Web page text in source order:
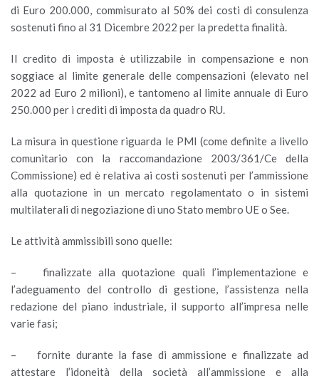
di Euro 200.000, commisurato al 50% dei costi di consulenza
sostenuti fino al 31 Dicembre 2022 per la predetta finalità.
Il credito di imposta è utilizzabile in compensazione e non
soggiace al limite generale delle compensazioni (elevato nel
2022 ad Euro 2 milioni), e tantomeno al limite annuale di Euro
250.000 per i crediti di imposta da quadro RU.
La misura in questione riguarda le PMI (come definite a livello
comunitario con la raccomandazione 2003/361/Ce della
Commissione) ed è relativa ai costi sostenuti per l’ammissione
alla quotazione in un mercato regolamentato o in sistemi
multilaterali di negoziazione di uno Stato membro UE o See.
Le attività ammissibili sono quelle:
– finalizzate alla quotazione quali l’implementazione e
l’adeguamento del controllo di gestione, l’assistenza nella
redazione del piano industriale, il supporto all’impresa nelle
varie fasi;
– fornite durante la fase di ammissione e finalizzate ad
attestare l’idoneità della società all’ammissione e alla